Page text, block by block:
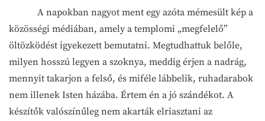
A napokban nagyot ment egy azóta mémesült kép a
közösségi médiában, amely a templomi „megfelelő”
öltözködést igyekezett bemutatni. Megtudhattuk belőle,
milyen hosszú legyen a szoknya, meddig érjen a nadrág,
mennyit takarjon a felső, és miféle lábbelik, ruhadarabok
nem illenek Isten házába. Értem én a jó szándékot. A
készítők valószínűleg nem akarták elriasztani az